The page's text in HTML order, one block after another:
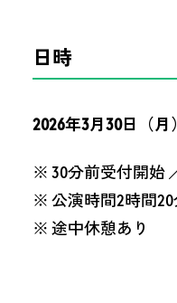
日時
2026年3月30日（月
※ 30分前受付開始
※ 公演時間2時間20
※ 途中休憩あり